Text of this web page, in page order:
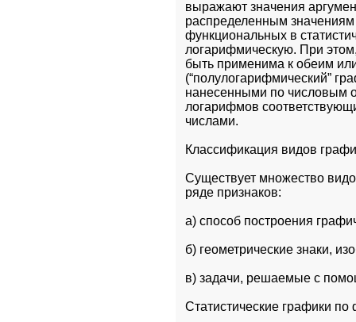
выражают значения
распределенным
функциональных в
логарифмическую. При
быть применима к обеим
(“полулогарифмический”
нанесенными по числовым
логарифмов
числами.
Классификация видов
Существует множество
ряде признаков:
а) способ построения
б) геометрические знаки,
в) задачи, решаемые с
Статистические графики